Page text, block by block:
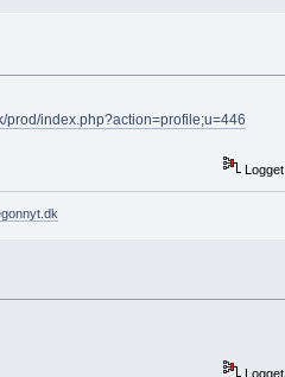
prod/index.php?action=profile;u=446
Logget
Logget